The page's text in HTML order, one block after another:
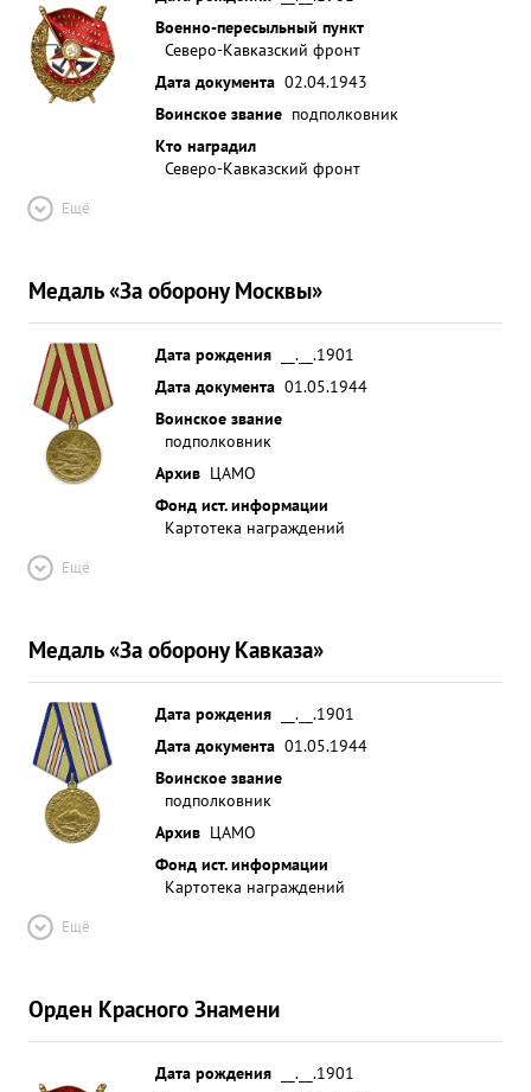
Военно-пересыльный пункт
Северо-Кавказский фронт
Дата документа 02.04.1943
Воинское звание подполковник
Кто наградил
Северо-Кавказский фронт
Ещё
Медаль «За оборону Москвы»
Дата рождения
__.__.1901
Дата документа 01.05.1944
Воинское звание
подполковник
Архив ЦАМО
Фонд ист. информации
Картотека награждений
Ещё
Медаль «За оборону Кавказа»
Дата рождения
__.__.1901
Дата документа 01.05.1944
Воинское звание
подполковник
Архив ЦАМО
Фонд ист. информации
Картотека награждений
Ещё
Орден Красного Знамени
Дата рождения
__.__.1901